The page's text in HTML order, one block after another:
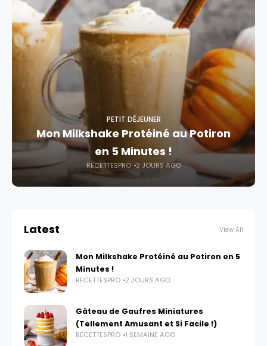
PETIT DÉJEUNER
Mon Milkshake Protéiné au Potiron
en 5 Minutes !
RECETTESPRO 2 JOURS AGO
Latest View All
Mon Milkshake Protéiné au Potiron en 5
Minutes !
RECETTESPRO 2 JOURS AGO
Gâteau de Gaufres Miniatures
(Tellement Amusant et Si Facile !)
RECETTESPRO 1 SEMAINE AGO